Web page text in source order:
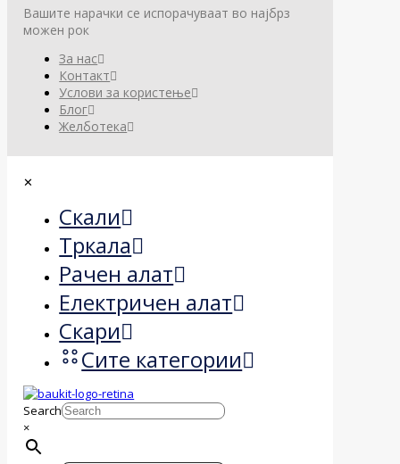
Вашите нарачки се испорачуваат во најбрз
можен рок
За нас
Контакт
Услови за користење
Блог
Желботека
✕
Скали
Тркала
Рачен алат
Електричен алат
Скари
Сите категории
Search
×